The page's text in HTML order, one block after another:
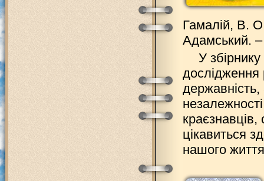
Гамалій, В.
Адамський.
У
дослідження
краєзнавців,
цікавиться
нашого